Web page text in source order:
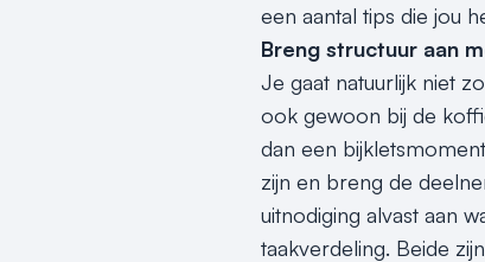
een aantal tips die jou
Breng structuur aan
Je gaat natuurlijk niet
ook gewoon bij de
dan een
zijn en breng de
uitnodiging alvast aan
taakverdeling. Beide